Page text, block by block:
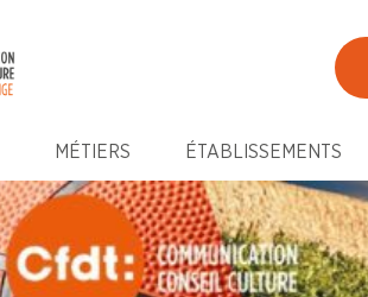
MÉTIERS ÉTABLISSEMENTS